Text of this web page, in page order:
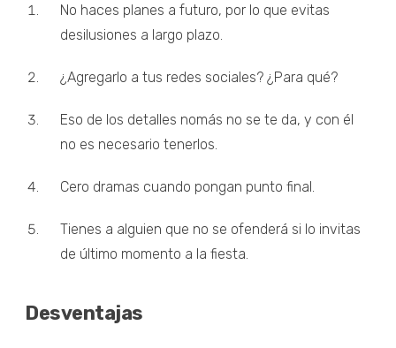
No haces planes a futuro, por lo que evitas
desilusiones a largo plazo.
¿Agregarlo a tus redes sociales? ¿Para qué?
Eso de los detalles nomás no se te da, y con él
no es necesario tenerlos.
Cero dramas cuando pongan punto final.
Tienes a alguien que no se ofenderá si lo invitas
de último momento a la fiesta.
Desventajas